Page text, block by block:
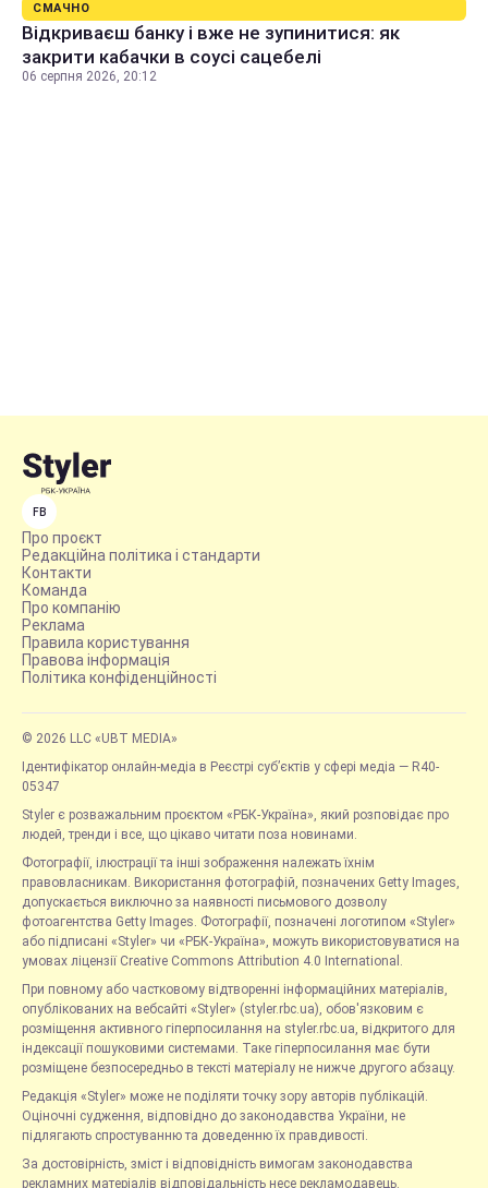
СМАЧНО
Відкриваєш банку і вже не зупинитися: як
закрити кабачки в соусі сацебелі
06 серпня 2026, 20:12
FB
Про проєкт
Редакційна політика і стандарти
Контакти
Команда
Про компанію
Реклама
Правила користування
Правова інформація
Політика конфіденційності
© 2026 LLC «UBT MEDIA»
Ідентифікатор онлайн-медіа в Реєстрі суб’єктів у сфері медіа — R40-
05347
Styler є розважальним проєктом «РБК-Україна», який розповідає про
людей, тренди і все, що цікаво читати поза новинами.
Фотографії, ілюстрації та інші зображення належать їхнім
правовласникам. Використання фотографій, позначених Getty Images,
допускається виключно за наявності письмового дозволу
фотоагентства Getty Images. Фотографії, позначені логотипом «Styler»
або підписані «Styler» чи «РБК-Україна», можуть використовуватися на
умовах ліцензії Creative Commons Attribution 4.0 International.
При повному або частковому відтворенні інформаційних матеріалів,
опублікованих на вебсайті «Styler» (styler.rbc.ua), обов'язковим є
розміщення активного гіперпосилання на styler.rbc.ua, відкритого для
індексації пошуковими системами. Таке гіперпосилання має бути
розміщене безпосередньо в тексті матеріалу не нижче другого абзацу.
Редакція «Styler» може не поділяти точку зору авторів публікацій.
Оціночні судження, відповідно до законодавства України, не
підлягають спростуванню та доведенню їх правдивості.
За достовірність, зміст і відповідність вимогам законодавства
рекламних матеріалів відповідальність несе рекламодавець.